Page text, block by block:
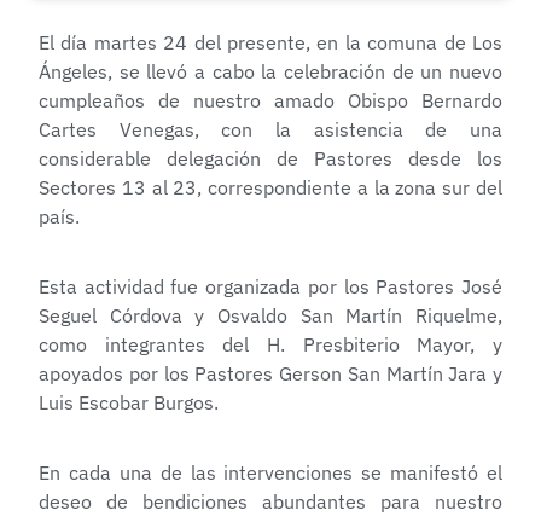
El día martes 24 del presente, en la comuna de Los
Ángeles, se llevó a cabo la celebración de un nuevo
cumpleaños de nuestro amado Obispo Bernardo
Cartes Venegas, con la asistencia de una
considerable delegación de Pastores desde los
Sectores 13 al 23, correspondiente a la zona sur del
país.
Esta actividad fue organizada por los Pastores José
Seguel Córdova y Osvaldo San Martín Riquelme,
como integrantes del H. Presbiterio Mayor, y
apoyados por los Pastores Gerson San Martín Jara y
Luis Escobar Burgos.
En cada una de las intervenciones se manifestó el
deseo de bendiciones abundantes para nuestro